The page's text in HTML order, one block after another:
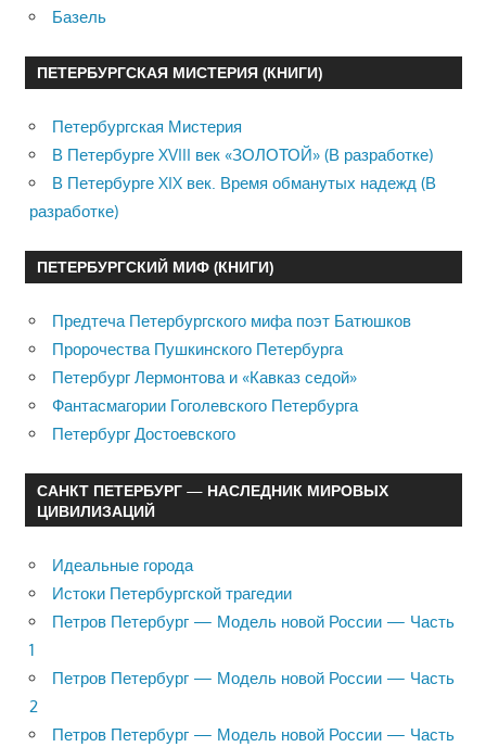
Базель
ПЕТЕРБУРГСКАЯ МИСТЕРИЯ (КНИГИ)
Петербургская Мистерия
В Петербурге XVIII век «ЗОЛОТОЙ» (В разработке)
В Петербурге XIX век. Время обманутых надежд (В
разработке)
ПЕТЕРБУРГСКИЙ МИФ (КНИГИ)
Предтеча Петербургского мифа поэт Батюшков
Пророчества Пушкинского Петербурга
Петербург Лермонтова и «Кавказ седой»
Фантасмагории Гоголевского Петербурга
Петербург Достоевского
САНКТ ПЕТЕРБУРГ — НАСЛЕДНИК МИРОВЫХ
ЦИВИЛИЗАЦИЙ
Идеальные города
Истоки Петербургской трагедии
Петров Петербург — Модель новой России — Часть
1
Петров Петербург — Модель новой России — Часть
2
Петров Петербург — Модель новой России — Часть